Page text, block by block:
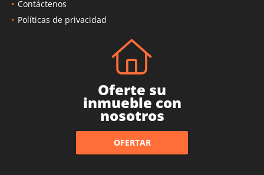
Contáctenos
Políticas de privacidad
Oferte su
inmueble con
nosotros
OFERTAR